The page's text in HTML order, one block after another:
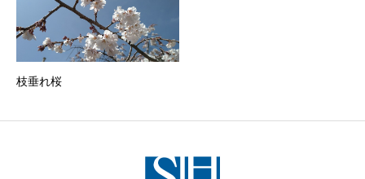
枝垂れ桜